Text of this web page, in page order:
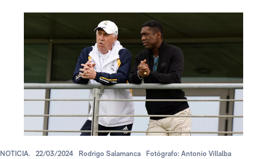
NOTICIA. 22/03/2024 Rodrigo Salamanca Fotógrafo: Antonio Villalba